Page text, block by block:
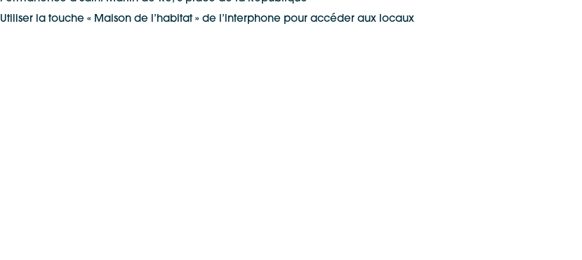
Utiliser la touche « Maison de l’habitat » de l’interphone pour accéder aux locaux